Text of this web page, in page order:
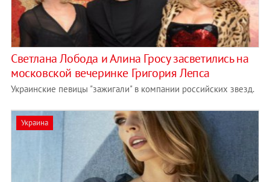
Светлана Лобода и Алина Гросу засветились на
московской вечеринке Григория Лепса
Украинские певицы "зажигали" в компании российских звезд.
Украина